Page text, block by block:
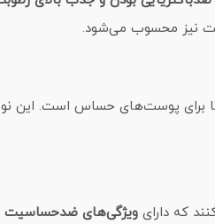
نیز محسوب می‌شود.
برای پوست‌های حساس است. این
که دارای ویژگی‌های ضدحساسیت